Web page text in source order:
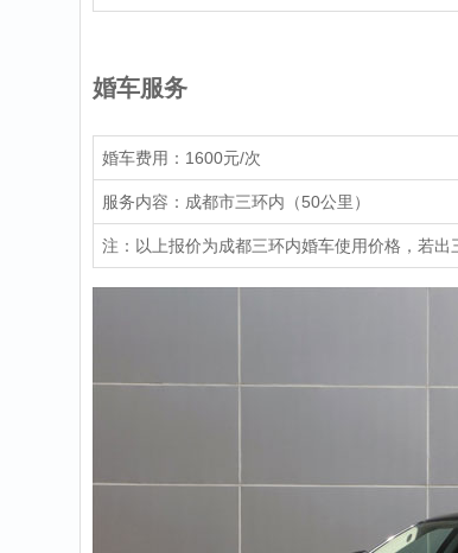
婚车服务
婚车费用：1600元/次
服务内容：成都市三环内（50公里）
注：以上报价为成都三环内婚车使用价格，若